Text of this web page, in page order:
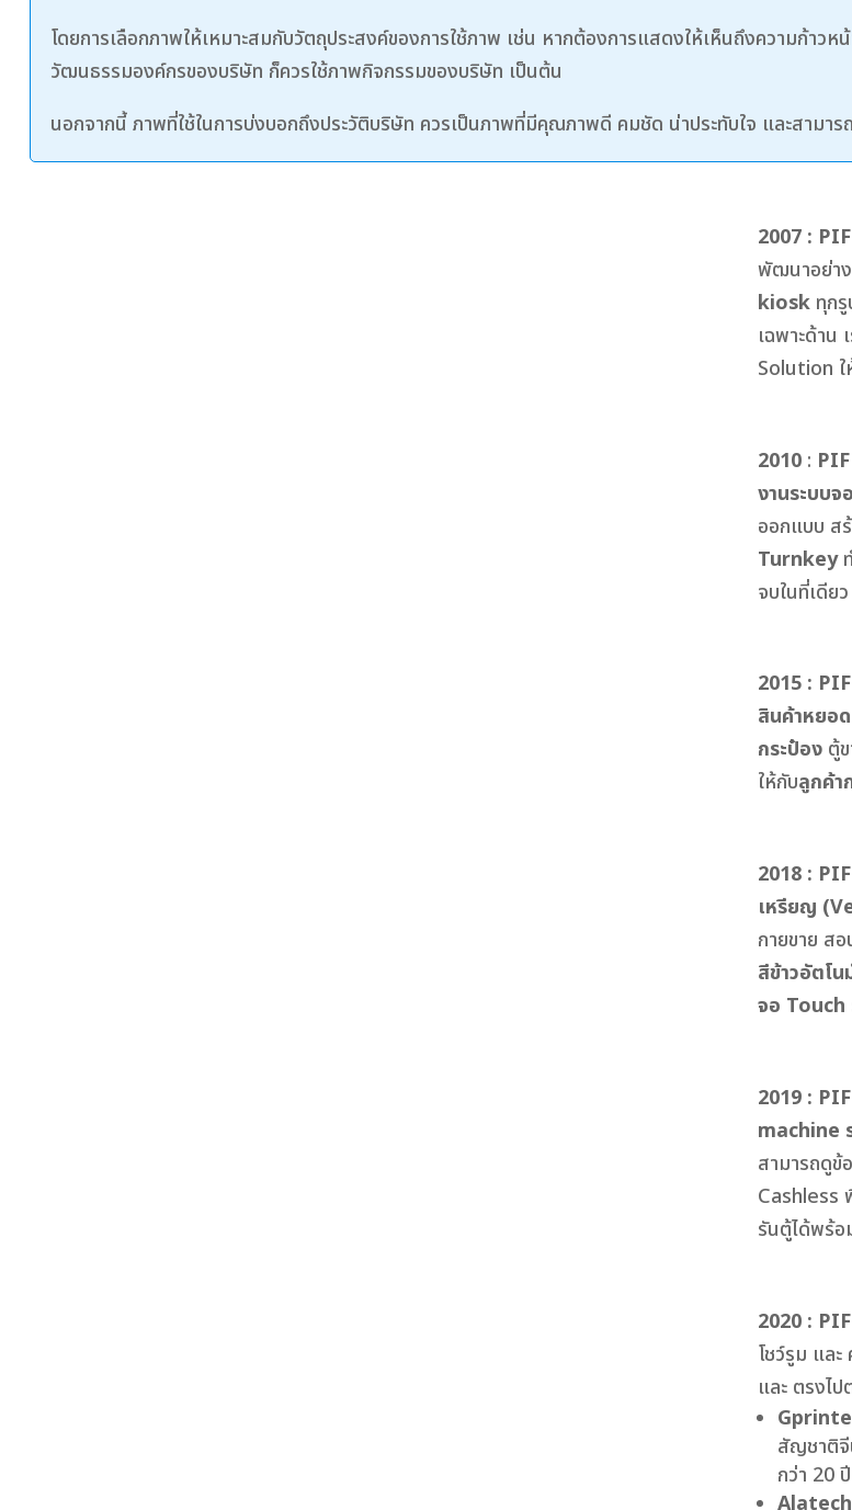
โดยการเลือกภาพให้เหมาะสมกับวัตถุประสงค์ของการใช้ภาพ เช่น หากต้องการแสดงให้เห็นถึงความก้า
วัฒนธรรมองค์กรของบริษัท ก็ควรใช้ภาพกิจกรรมของบริษัท เป็นต้น
นอกจากนี้ ภาพที่ใช้ในการบ่งบอกถึงประวัติบริษัท ควรเป็นภาพที่มีคุณภาพดี คมชัด น่าประทับใจ และสามา
2007 :
พัฒนาอย่า
kiosk ทุก
เฉพาะด้าน
Solution ใ
2010 :
งานระบบ
ออกแบบ ส
Turnkey
จบในที่เดียว
2015 :
สินค้าหยอ
กระป๋อง ตู้
ให้กับลูกค้า
2018 :
เหรียญ
กายขาย ส
สีข้าวอัตโ
จอ
2019 :
machine
สามารถดูข้
Cashless
รันตู้ได้พร้
2020 :
โชว์รูม แล
และ ตรงไป
สัญชาติจี
กว่า 20 ปี
Alatech